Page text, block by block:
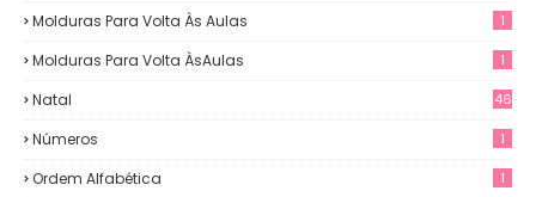
Molduras Para Volta Às Aulas 1
Molduras Para Volta ÀsAulas 1
Natal 46
Números 1
Ordem Alfabética 1